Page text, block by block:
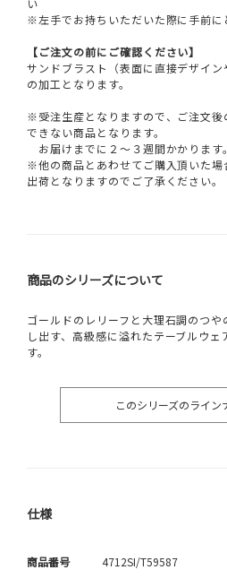
い
※左手でお持ちいただいた際に手前に
【ご注文の前にご確認ください】
サンドブラスト（表面に直接デザイ
の加工となります。
※受注生産となりますので、ご注文
できない商品となります。
お届けまでに２～３週間かかります
※他の商品とあわせてご購入頂いた
出荷となりますのでご了承ください。
商品のシリーズについて
ゴールドのレリーフと大理石調のつ
し出す、高級感に溢れたテーブルウ
す。
このシリーズのライン
仕様
商品番号 4712SI/T59587